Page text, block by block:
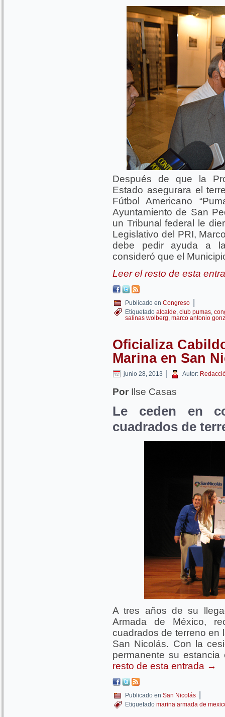
Después de que la
Estado asegurara el
Fútbol Americano
Ayuntamiento de San
un Tribunal federal le
Legislativo del PRI,
debe pedir ayuda a
consideró que el
Leer el resto de esta
Publicado en Congreso |
Etiquetado alcalde, club pumas,
salinas wolberg, marco antonio
Oficializa
Marina en San
junio 28, 2013 | Autor:
Por Ilse Casas
Le ceden en
cuadrados de
A tres años de su
Armada de México,
cuadrados de terreno en
San Nicolás. Con la
permanente su
resto de esta entrada →
Publicado en San Nicolás |
Etiquetado marina armada de